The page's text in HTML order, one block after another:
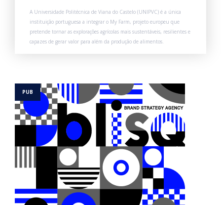
A Universidade Politécnica de Viana do Castelo (UNIPVC) é a única
instituição portuguesa a integrar o My Farm, projeto europeu que
pretende tornar as explorações agrícolas mais sustentáveis, resilientes e
capazes de gerar valor para além da produção de alimentos.